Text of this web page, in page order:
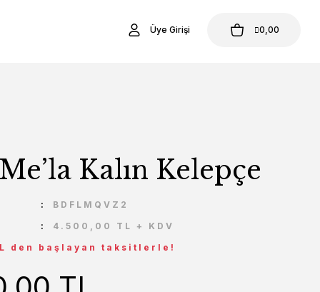
Üye Girişi 0,00
Kalın Kelepçe
BDFLMQVZ2
4.500,00 TL + KDV
den başlayan taksitlerle!